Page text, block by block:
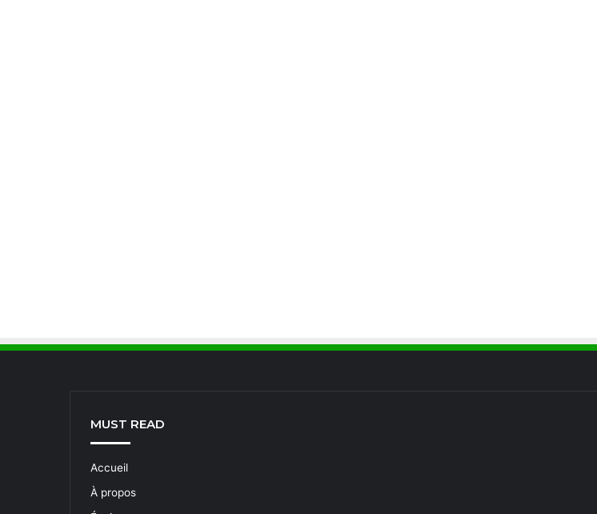
MUST READ
Accueil
À propos